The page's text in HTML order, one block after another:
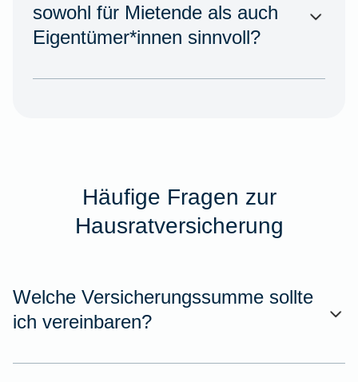
sowohl für Mietende als auch
Eigentümer*innen sinnvoll?
Häufige Fragen zur
Hausratversicherung
Welche Versicherungssumme sollte
ich vereinbaren?